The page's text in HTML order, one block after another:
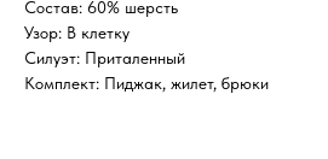
Состав: 60% шерсть
Узор: В клетку
Силуэт: Приталенный
Комплект: Пиджак, жилет, брюки